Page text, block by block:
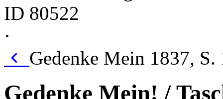
ID 80522
·
Gedenke Mein 1837, S.
Gedenke Mein! /